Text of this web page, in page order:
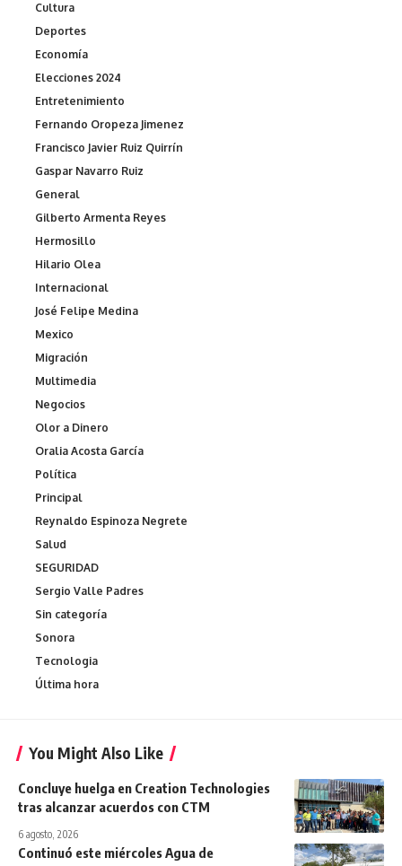
Cultura
Deportes
Economía
Elecciones 2024
Entretenimiento
Fernando Oropeza Jimenez
Francisco Javier Ruiz Quirrín
Gaspar Navarro Ruiz
General
Gilberto Armenta Reyes
Hermosillo
Hilario Olea
Internacional
José Felipe Medina
Mexico
Migración
Multimedia
Negocios
Olor a Dinero
Oralia Acosta García
Política
Principal
Reynaldo Espinoza Negrete
Salud
SEGURIDAD
Sergio Valle Padres
Sin categoría
Sonora
Tecnologia
Última hora
You Might Also Like
Concluye huelga en Creation Technologies
tras alcanzar acuerdos con CTM
6 agosto, 2026
Continuó este miércoles Agua de